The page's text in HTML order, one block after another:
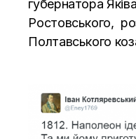
губернатора
Ростовського,
Полтавського